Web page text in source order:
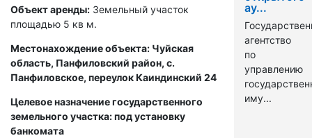
Объект аренды: Земельный участок
площадью 5 кв м.
Местонахождение объекта: Чуйская
область, Панфиловский район, с.
Панфиловское, переулок Каиндинский 24
Целевое назначение государственного
земельного участка: под установку
банкомата
ау...
агентство
по
управлению
иму...